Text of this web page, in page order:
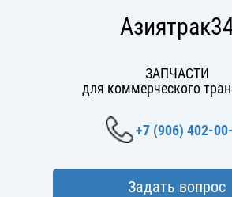
ЗАПЧАСТИ
для коммерческого
+7 (906) 402-
Задать вопрос